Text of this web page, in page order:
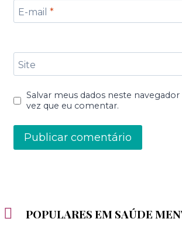
E-mail *
Site
Salvar meus dados neste
vez que eu comentar.
POPULARES EM SAÚDE